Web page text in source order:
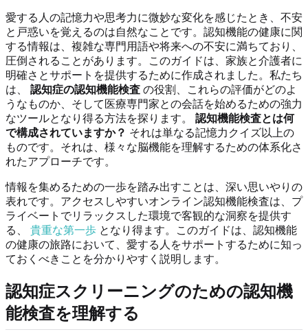
愛する人の記憶力や思考力に微妙な変化を感じたとき、不安
と戸惑いを覚えるのは自然なことです。認知機能の健康に関
する情報は、複雑な専門用語や将来への不安に満ちており、
圧倒されることがあります。このガイドは、家族と介護者に
明確さとサポートを提供するために作成されました。私たち
は、 認知症の認知機能検査 の役割、これらの評価がどのよ
うなものか、そして医療専門家との会話を始めるための強力
なツールとなり得る方法を探ります。 認知機能検査とは何
で構成されていますか？ それは単なる記憶力クイズ以上の
ものです。それは、様々な脳機能を理解するための体系化さ
れたアプローチです。
情報を集めるための一歩を踏み出すことは、深い思いやりの
表れです。アクセスしやすいオンライン認知機能検査は、プ
ライベートでリラックスした環境で客観的な洞察を提供す
る、 貴重な第一歩 となり得ます。このガイドは、認知機能
の健康の旅路において、愛する人をサポートするために知っ
ておくべきことを分かりやすく説明します。
認知症スクリーニングのための認知機
能検査を理解する